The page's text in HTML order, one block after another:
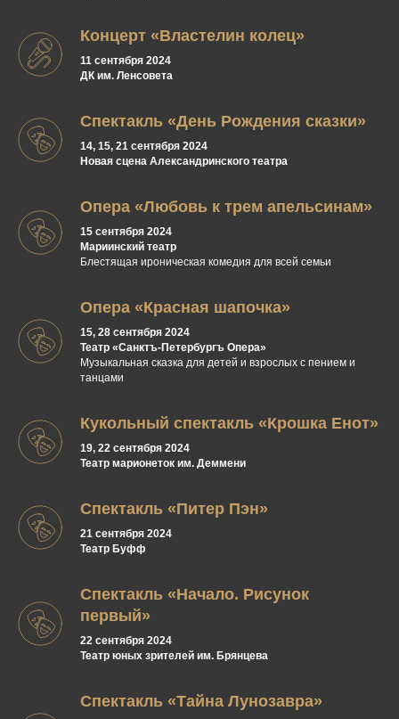
Концерт «Властелин колец»
11 сентября 2024
ДК им. Ленсовета
Спектакль «День Рождения сказки»
14, 15, 21 сентября 2024
Новая сцена Александринского театра
Опера «Любовь к трем апельсинам»
15 сентября 2024
Мариинский театр
Блестящая ироническая комедия для всей семьи
Опера «Красная шапочка»
15, 28 сентября 2024
Театр «Санктъ-Петербургъ Опера»
Музыкальная сказка для детей и взрослых с пением и
танцами
Кукольный спектакль «Крошка Енот»
19, 22 сентября 2024
Театр марионеток им. Деммени
Спектакль «Питер Пэн»
21 сентября 2024
Театр Буфф
Спектакль «Начало. Рисунок
первый»
22 сентября 2024
Театр юных зрителей им. Брянцева
Спектакль «Тайна Лунозавра»